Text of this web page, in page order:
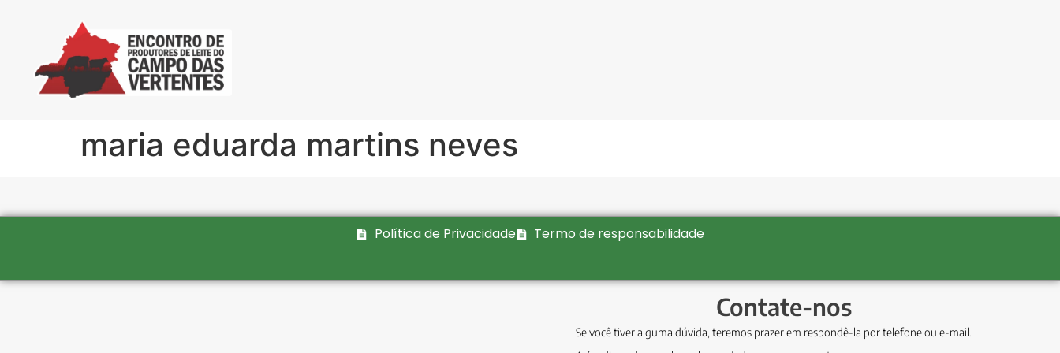
maria eduarda martins neves
Política de Privacidade Termo de responsabilidade
Contate-nos
Se você tiver alguma dúvida, teremos prazer em respondê-la por telefone ou e-mail.